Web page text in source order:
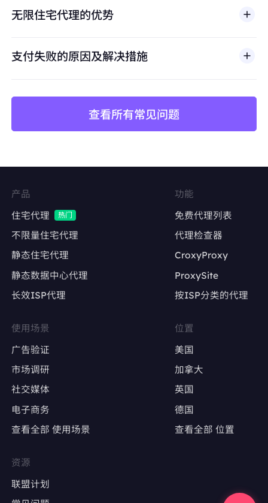
保持每个店铺独立的IP身份，防止平台风控检测
长期稳定抓取竞品价格、库存、评论数据
矩阵账号运营
多账号管理
维持账号稳定的登录IP，降低异常登录风险
内容发布与互动
自动化发帖、点赞、评论，模拟真实用户行为
避免因IP变动导致账号被限流或封禁
Google Ads、Facebook Ads等广告平台的多
账户操作
确保每个广告账户使用固定IP，避免因IP变动触
发审核
广告效果测试
精准定位特定地区，测试广告投放效果
业场景，包括公开网页数据访问、
、价格监
无限住宅代理的优势
支付失败的原因及解决措施
查看所有常见问题
产品
住宅代理
热门
不限量住宅代理
静态住宅代理
静态数据中心代理
长效ISP代理
功能
免费代理列表
代理检查器
CroxyProxy
ProxySite
按ISP分类的代理
使用场景
广告验证
市场调研
社交媒体
电子商务
查看全部 使用场景
位置
美国
加拿大
英国
德国
查看全部 位置
资源
联盟计划